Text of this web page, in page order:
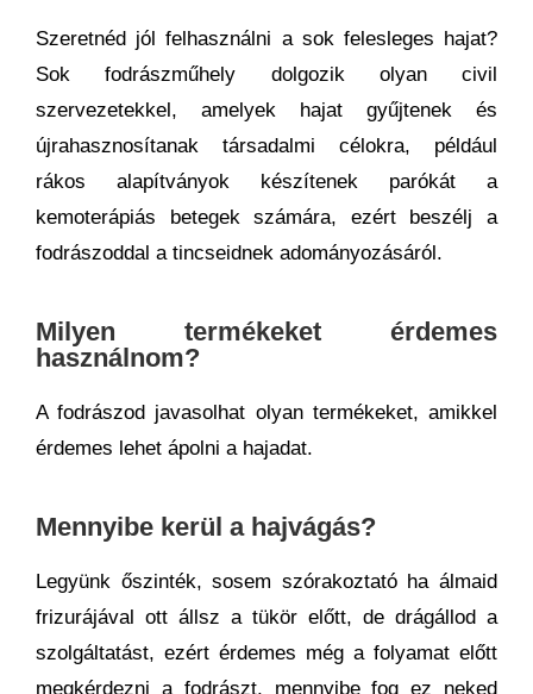
Szeretnéd jól felhasználni a sok felesleges hajat?
Sok fodrászműhely dolgozik olyan civil
szervezetekkel, amelyek hajat gyűjtenek és
újrahasznosítanak társadalmi célokra, például
rákos alapítványok készítenek parókát a
kemoterápiás betegek számára, ezért beszélj a
fodrászoddal a tincseidnek adományozásáról.
Milyen termékeket érdemes
használnom?
A fodrászod javasolhat olyan termékeket, amikkel
érdemes lehet ápolni a hajadat.
Mennyibe kerül a hajvágás?
Legyünk őszinték, sosem szórakoztató ha álmaid
frizurájával ott állsz a tükör előtt, de drágállod a
szolgáltatást, ezért érdemes még a folyamat előtt
megkérdezni a fodrászt, mennyibe fog ez neked